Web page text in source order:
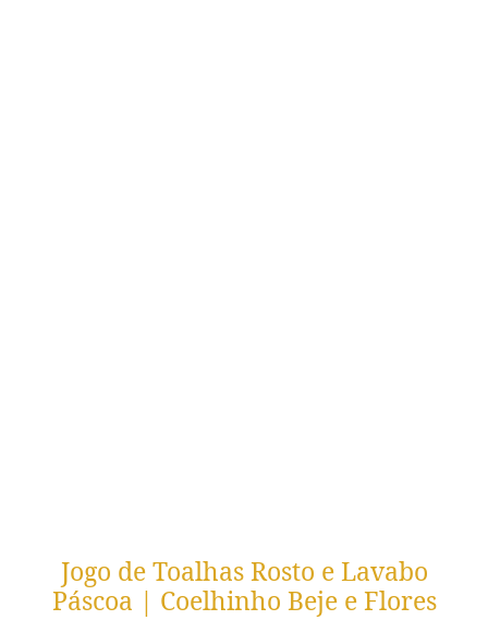
Jogo de Toalhas Rosto e Lavabo
Páscoa | Coelhinho Beje e Flores